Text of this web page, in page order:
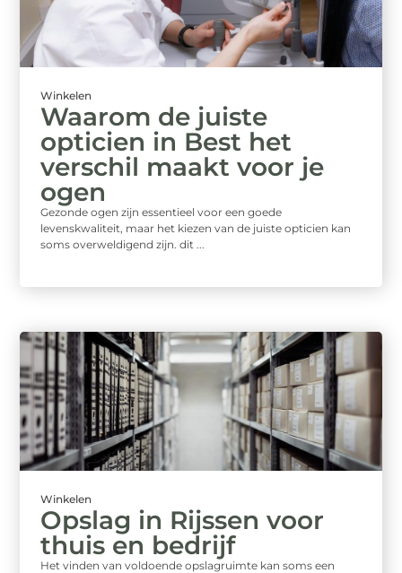
Winkelen
Waarom de juiste
opticien in Best het
verschil maakt voor je
ogen
Gezonde ogen zijn essentieel voor een goede
levenskwaliteit, maar het kiezen van de juiste opticien kan
soms overweldigend zijn. dit ...
Winkelen
Opslag in Rijssen voor
thuis en bedrijf
Het vinden van voldoende opslagruimte kan soms een